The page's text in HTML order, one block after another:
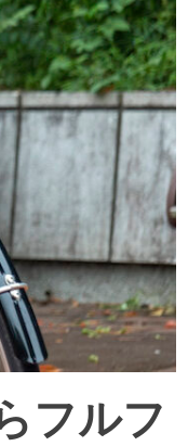
フルフ